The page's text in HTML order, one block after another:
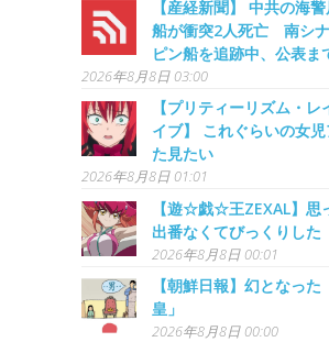
【産経新聞】 中共の海
船が衝突2人死亡 南シ
ピン船を追跡中、公表ま
2026年8月8日 03:00
【プリティーリズム・レ
イブ】 これぐらいの女
た見たい
2026年8月8日 01:01
【遊☆戯☆王ZEXAL】思
出番なくてびっくりした
2026年8月8日 00:01
【朝鮮日報】幻となった
皇」
2026年8月8日 00:00